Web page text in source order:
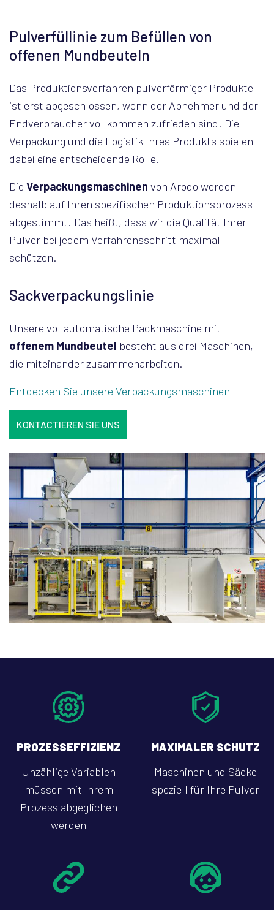
Pulverfüllinie zum Befüllen von
offenen Mundbeuteln
Das Produktionsverfahren pulverförmiger Produkte
ist erst abgeschlossen, wenn der Abnehmer und der
Endverbraucher vollkommen zufrieden sind. Die
Verpackung und die Logistik Ihres Produkts spielen
dabei eine entscheidende Rolle.
Die Verpackungsmaschinen von Arodo werden
deshalb auf Ihren spezifischen Produktionsprozess
abgestimmt. Das heißt, dass wir die Qualität Ihrer
Pulver bei jedem Verfahrensschritt maximal
schützen.
Sackverpackungslinie
Unsere vollautomatische Packmaschine mit
offenem Mundbeutel besteht aus drei Maschinen,
die miteinander zusammenarbeiten.
Entdecken Sie unsere Verpackungsmaschinen
KONTACTIEREN SIE UNS
PROZESSEFFIZIENZ
Unzählige Variablen
müssen mit Ihrem
Prozess abgeglichen
werden
MAXIMALER SCHUTZ
Maschinen und Säcke
speziell für Ihre Pulver